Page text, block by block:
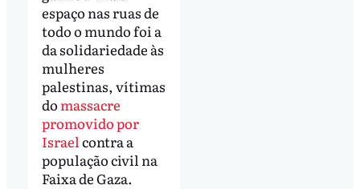
espaço nas ruas de
todo o mundo foi a
da solidariedade às
mulheres
palestinas, vítimas
do massacre
promovido por
Israelcontra a
população civil na
Faixa de Gaza.